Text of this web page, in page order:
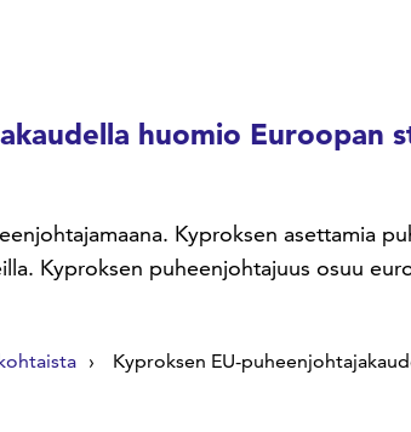
huomio Euroopan
Kyproksen asettamia
Kyproksen puheenjohtajuus osuu
Kyproksen EU-